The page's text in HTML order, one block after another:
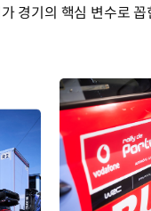
경기의 핵심 변수로 꼽